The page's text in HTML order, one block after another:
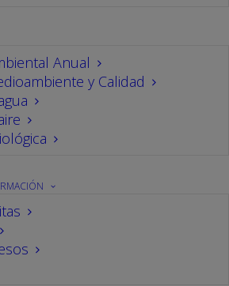
Anual
y Calidad
Área de Industria y Energía de
Gobierno en la Comunidad
que se somete a información
para la construcción de un